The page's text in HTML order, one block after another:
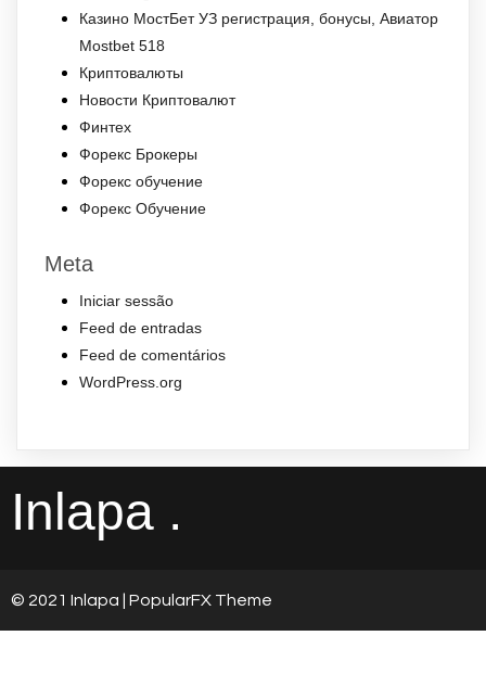
Казино МостБет УЗ регистрация, бонусы, Авиатор
Mostbet 518
Криптовалюты
Новости Криптовалют
Финтех
Форекс Брокеры
Форекс обучение
Форекс Обучение
Meta
Iniciar sessão
Feed de entradas
Feed de comentários
WordPress.org
Inlapa .
© 2021 Inlapa | PopularFX Theme